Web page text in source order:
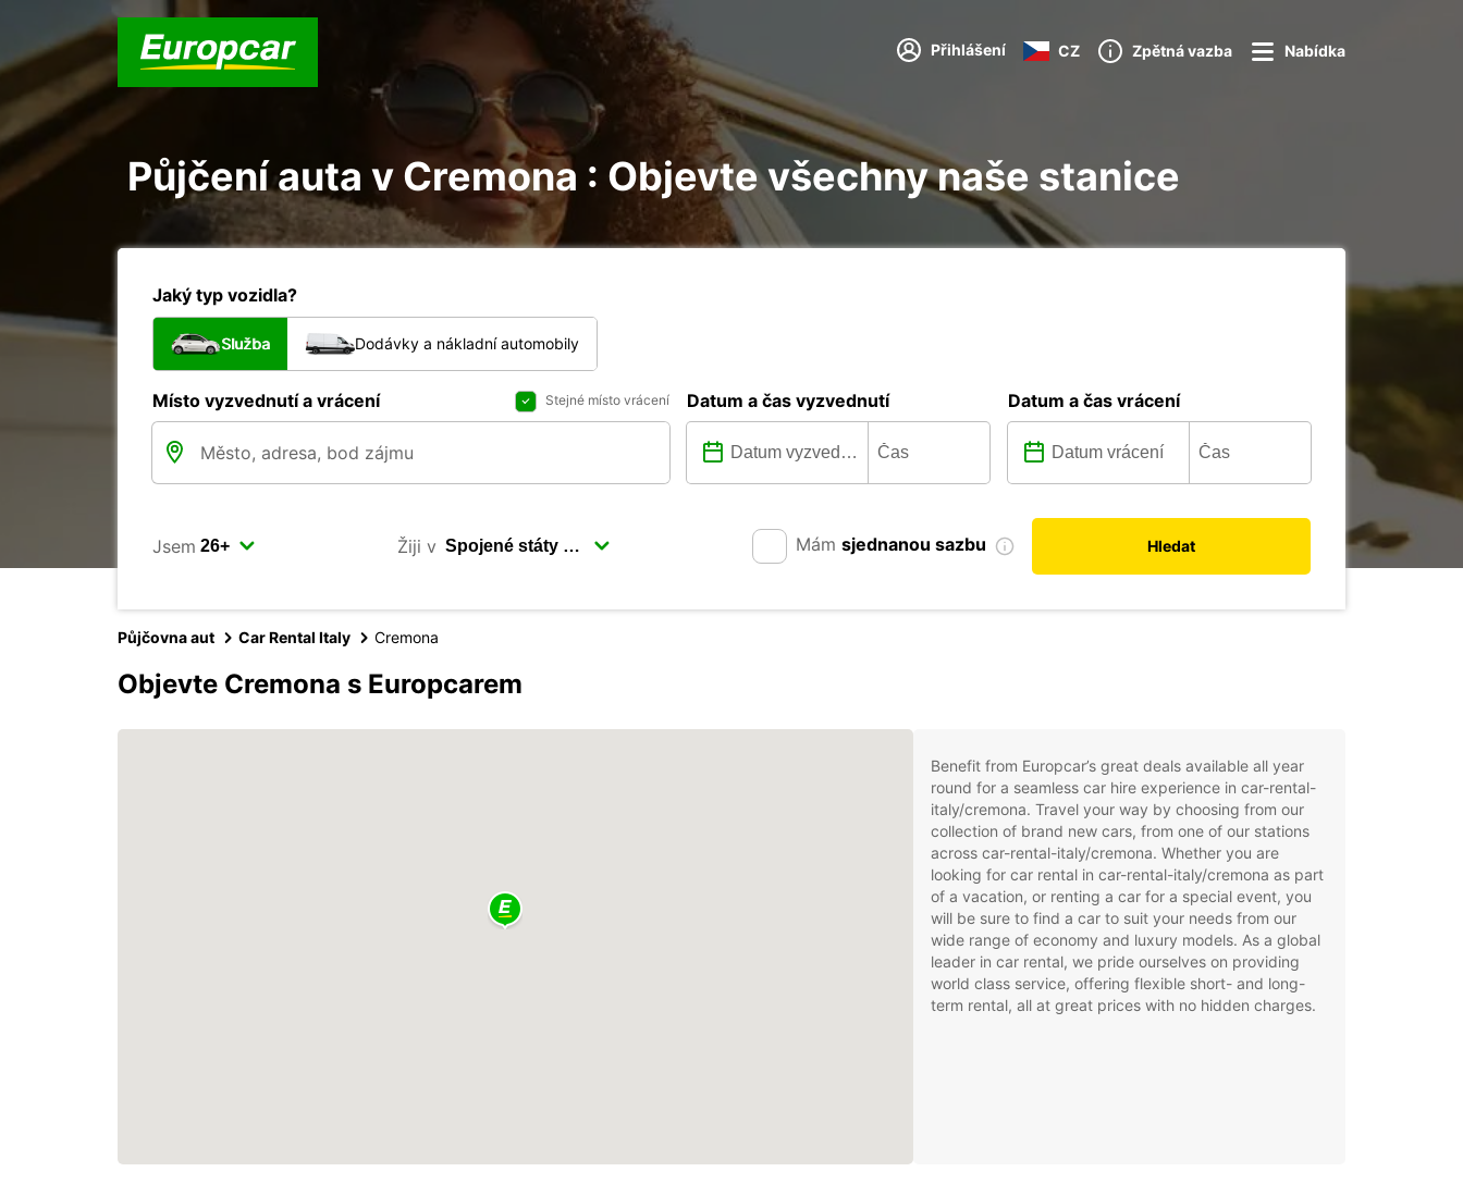
Přihlášení CZ Zpětná vazba Nabídka
Půjčení auta v Cremona : Objevte všechny naše stanice
Jaký typ vozidla?
Služba Dodávky a nákladní automobily
Místo vyzvednutí a vrácení Stejné místo vrácení Datum a čas vyzvednutí Datum a čas vrácení
Jsem Žiji v Mám sjednanou sazbu Hledat
Půjčovna aut Car Rental Italy Cremona
Objevte Cremona s Europcarem
Benefit from Europcar’s great deals available all year
round for a seamless car hire experience in car-rental-
italy/cremona. Travel your way by choosing from our
collection of brand new cars, from one of our stations
across car-rental-italy/cremona. Whether you are
looking for car rental in car-rental-italy/cremona as part
of a vacation, or renting a car for a special event, you
will be sure to find a car to suit your needs from our
wide range of economy and luxury models. As a global
leader in car rental, we pride ourselves on providing
world class service, offering flexible short- and long-
term rental, all at great prices with no hidden charges.